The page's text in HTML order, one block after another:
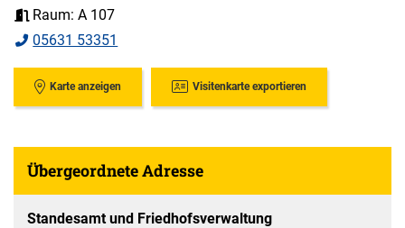
Raum: A 107
05631 53351
Karte anzeigen Visitenkarte exportieren
Übergeordnete Adresse
Standesamt und Friedhofsverwaltung